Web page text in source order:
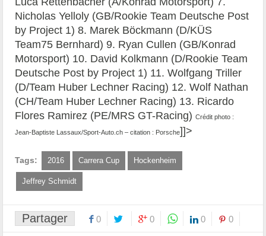
Nicholas Yelloly (GB/Rookie Team Deutsche Post
by Project 1) 8. Marek Böckmann (D/KÜS
Team75 Bernhard) 9. Ryan Cullen (GB/Konrad
Motorsport) 10. David Kolkmann (D/Rookie Team
Deutsche Post by Project 1) 11. Wolfgang Triller
(D/Team Huber Lechner Racing) 12. Wolf Nathan
(CH/Team Huber Lechner Racing) 13. Ricardo
Flores Ramirez (PE/MRS GT-Racing)Crédit photo :
Jean-Baptiste Lassaux/Sport-Auto.ch – citation : Porsche]]>
Tags: 2016 Carrera Cup Hockenheim
Jeffrey Schmidt
Partager 0 0 0 0